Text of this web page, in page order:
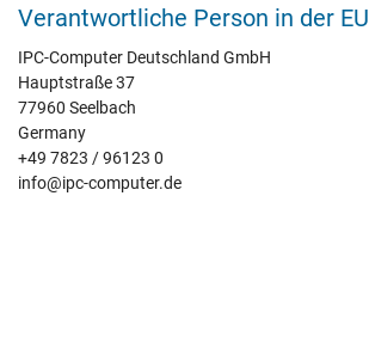
Verantwortliche Person in der EU
IPC-Computer Deutschland GmbH
Hauptstraße 37
77960 Seelbach
Germany
+49 7823 / 96123 0
info@ipc-computer.de